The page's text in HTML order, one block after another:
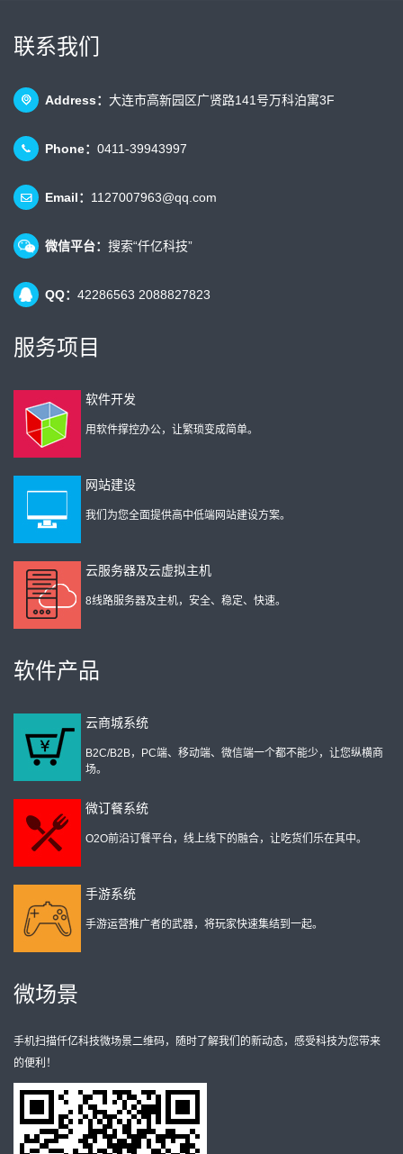
联系我们
Address： 大连市高新园区广贤路141号万科泊寓3F
Phone： 0411-39943997
Email： 1127007963@qq.com
微信平台： 搜索“仟亿科技”
QQ： 42286563 2088827823
服务项目
软件开发
用软件撑控办公，让繁琐变成简单。
网站建设
我们为您全面提供高中低端网站建设方案。
云服务器及云虚拟主机
8线路服务器及主机，安全、稳定、快速。
软件产品
云商城系统
B2C/B2B，PC端、移动端、微信端一个都不能少，让您纵横商
场。
微订餐系统
O2O前沿订餐平台，线上线下的融合，让吃货们乐在其中。
手游系统
手游运营推广者的武器，将玩家快速集结到一起。
微场景
手机扫描仟亿科技微场景二维码，随时了解我们的新动态，感受科技为您带来
的便利！